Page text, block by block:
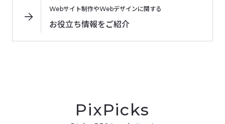
Webサイト制作やWebデザインに関する
お役立ち情報をご紹介
PixPicks